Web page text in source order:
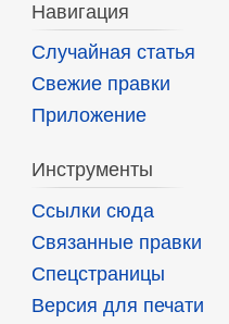
Навигация
Случайная статья
Свежие правки
Приложение
Инструменты
Ссылки сюда
Связанные правки
Спецстраницы
Версия для печати